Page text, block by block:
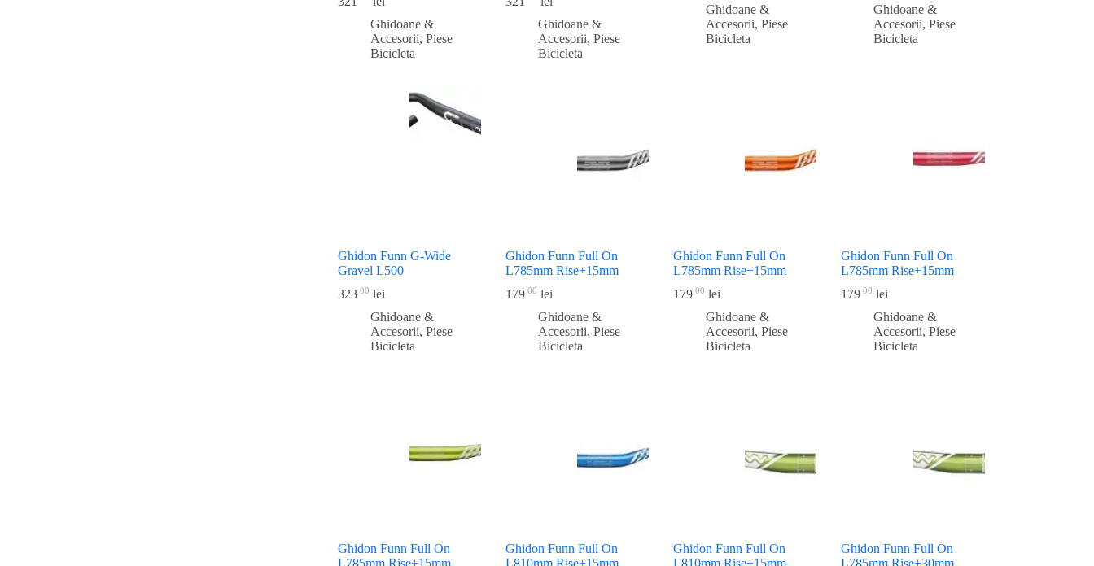
Ghidoane &
Accesorii, Piese
Bicicleta
Ghidoane &
Accesorii,Piese
Bicicleta
Ghidoane &
Accesorii,Piese
Bicicleta
Ghidoane &
Accesorii,Piese
Bicicleta
Ghidon Funn G-Wide
Gravel L500
323 00 lei
Ghidoane &
Accesorii, Piese
Bicicleta
Ghidon Funn Full On
L785mm Rise+15mm
179 00 lei
Ghidoane &
Accesorii,Piese
Bicicleta
Ghidon Funn Full On
L785mm Rise+15mm
179 00 lei
Ghidoane &
Accesorii,Piese
Bicicleta
Ghidon Funn Full On
L785mm Rise+15mm
179 00 lei
Ghidoane &
Accesorii,Piese
Bicicleta
Ghidon Funn Full On
Ghidon Funn Full On
Ghidon Funn Full On
Ghidon Funn Full On